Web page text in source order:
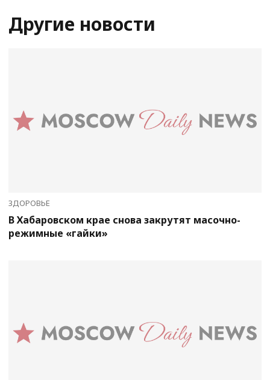
Другие новости
ЗДОРОВЬЕ
В Хабаровском крае снова закрутят масочно-
режимные «гайки»